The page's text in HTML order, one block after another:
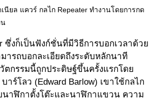
นียล แควร์ กลไก Repeater ทำงานโดยการกด
ซึ่งก็เป็นฟังก์ชั่นที่มีวิธีการบอกเวลาด้วย
ารถบอกละเอียดถึงระดับหลักนาที
ตกรรมนี้ถูกประดิษฐ์ขึ้นครั้งแรกโดย
ร์โลว (Edward Barlow) เขาใช้กลไก
นาฬิกาตั้งโต๊ะและนาฬิกาแขวน ความ